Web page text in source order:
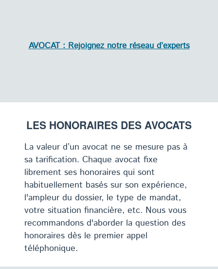
AVOCAT : Rejoignez notre réseau d’experts
LES HONORAIRES DES AVOCATS
La valeur d’un avocat ne se mesure pas à
sa tarification. Chaque avocat fixe
librement ses honoraires qui sont
habituellement basés sur son expérience,
l'ampleur du dossier, le type de mandat,
votre situation financière, etc. Nous vous
recommandons d'aborder la question des
honoraires dès le premier appel
téléphonique.